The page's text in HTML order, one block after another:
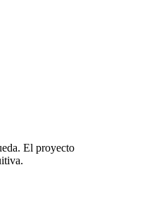
El proyecto